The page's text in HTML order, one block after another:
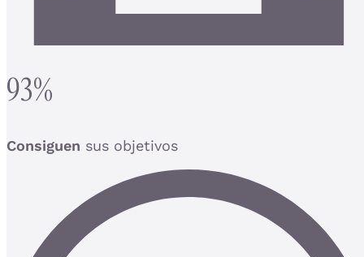
93%
Consiguen sus objetivos